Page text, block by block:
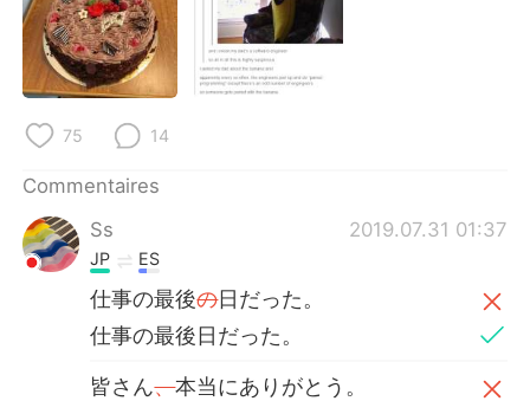
Русский ไทย
Indonesia
Português
75 14
Commentaires
Ss
2019.07.31 01:37
JP ES
仕事の最後の日だった。
仕事の最後日だった。
皆さん、本当にありがとう。